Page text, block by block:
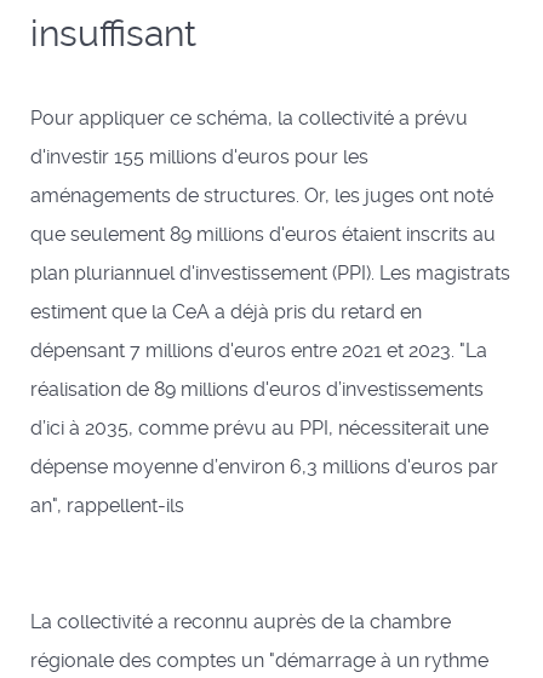
insuffisant
Pour appliquer ce schéma, la collectivité a prévu
d'investir 155 millions d'euros pour les
aménagements de structures. Or, les juges ont noté
que seulement 89 millions d'euros étaient inscrits au
plan pluriannuel d'investissement (PPI). Les magistrats
estiment que la CeA a déjà pris du retard en
dépensant 7 millions d'euros entre 2021 et 2023. "La
réalisation de 89 millions d'euros d’investissements
d’ici à 2035, comme prévu au PPI, nécessiterait une
dépense moyenne d’environ 6,3 millions d'euros par
an", rappellent-ils
La collectivité a reconnu auprès de la chambre
régionale des comptes un "démarrage à un rythme